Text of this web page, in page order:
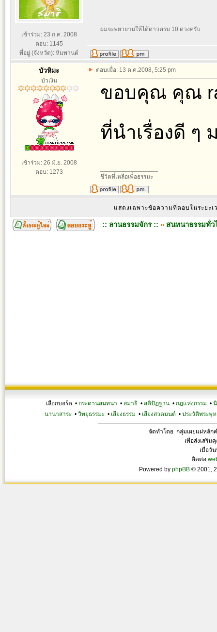
เข้าร่วม: 23 ก.ค. 2008
ตอบ: 1145
ที่อยู่ (จังหวัด): หิมพานต์
ผมจะพยายามให้ได้ดาวครบ 10 ดวงครับ
บัวหิมะ
บัวเงิน
เข้าร่วม: 26 มิ.ย. 2008
ตอบ: 1273
ตอบเมื่อ: 13 ต.ค.2008, 5:25 pm
ขอบคุณ คุณ
ที่นำเรื่องดี ๆ
ชีวิตที่เหลือเพื่อธรรมะ
แสดงเฉพาะข้อความที่ตอบในระยะ
:: ลานธรรมจักร :: » สนทนาธรรมทั่ว
เลือกบอร์ด • กระดานสนทนา • สมาธิ • สติปัฏฐาน • กฎแห่งกรรม •
นานาสาระ• วิทยุธรรมะ• เสียงธรรม • เสียงสวดมนต์ • ประวัติพระพุท
จัดทำโดย กลุ่มเผยแผ่หลัก
เพื่อส่งเสริม
เมื่อวั
ติดต่อ
Powered by phpBB © 2001,